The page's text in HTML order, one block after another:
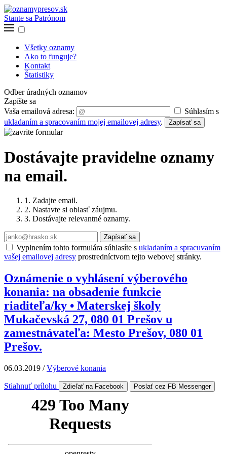
Stante sa Patrónom
Všetky oznamy
Ako to funguje?
Kontakt
Štatistiky
Odber úradných oznamov
Zapíšte sa
Vaša emailová adresa:
Súhlasím s
ukladaním a spracovaním mojej emailovej adresy. Zapísať sa
Dostávajte pravidelne oznamy
na email.
1. Zadajte email.
2. Nastavte si oblasť záujmu.
3. Dostávajte relevantné oznamy.
Zapísať sa
Vyplnením tohto formulára súhlasíte s ukladaním a spracuvaním
vašej emailovej adresy prostredníctvom tejto webovej stránky.
Oznámenie o vyhlásení výberového
konania: na obsadenie funkcie
riaditeľa/ky • Materskej školy
Mukačevská 27, 080 01 Prešov u
zamestnávateľa: Mesto Prešov, 080 01
Prešov.
06.03.2019 /Výberové konania
Stiahnuť prílohu Zdieľať na Facebook Poslať cez FB Messenger